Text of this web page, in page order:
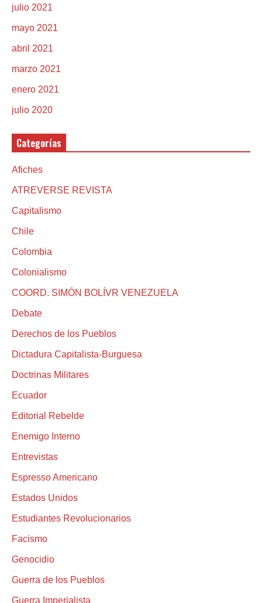
julio 2021
mayo 2021
abril 2021
marzo 2021
enero 2021
julio 2020
Categorías
Afiches
ATREVERSE REVISTA
Capitalismo
Chile
Colombia
Colonialismo
COORD. SIMÓN BOLÍVR VENEZUELA
Debate
Derechos de los Pueblos
Dictadura Capitalista-Burguesa
Doctrinas Militares
Ecuador
Editorial Rebelde
Enemigo Interno
Entrevistas
Espresso Americano
Estados Unidos
Estudiantes Revolucionarios
Facismo
Genocidio
Guerra de los Pueblos
Guerra Imperialista